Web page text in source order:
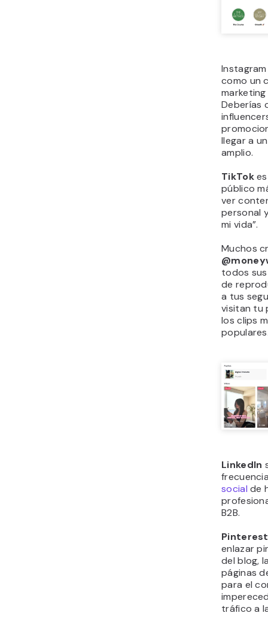
como un
Deberías
llegar a
amplio.
TikTok
público
ver
personal
mi vida”.
Muchos
todos
de
a tus
visitan tu
los clips
LinkedIn
social de
B2B.
Pinterest
enlazar
del blog,
páginas
para el
tráfico a